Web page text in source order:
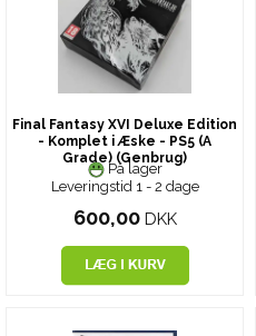
Final Fantasy XVI Deluxe Edition
- Komplet i Æske - PS5 (A
Grade) (Genbrug)
På lager
Leveringstid 1 - 2 dage
600,00 DKK